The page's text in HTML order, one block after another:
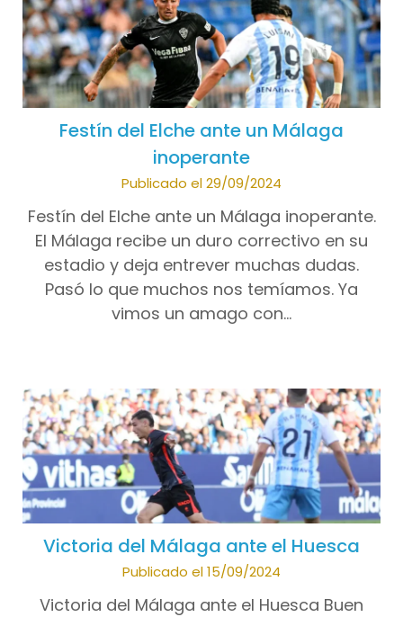
Festín del Elche ante un Málaga
inoperante
Publicado el 29/09/2024
Festín del Elche ante un Málaga inoperante.
El Málaga recibe un duro correctivo en su
estadio y deja entrever muchas dudas.
Pasó lo que muchos nos temíamos. Ya
vimos un amago con…
Victoria del Málaga ante el Huesca
Publicado el 15/09/2024
Victoria del Málaga ante el Huesca Buen